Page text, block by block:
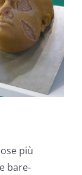
più
bare-